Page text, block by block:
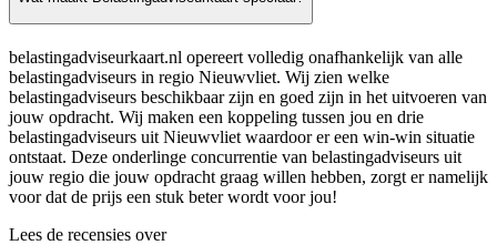
belastingadviseurkaart.nl opereert volledig onafhankelijk van alle
belastingadviseurs in regio Nieuwvliet. Wij zien welke
belastingadviseurs beschikbaar zijn en goed zijn in het uitvoeren van
jouw opdracht. Wij maken een koppeling tussen jou en drie
belastingadviseurs uit Nieuwvliet waardoor er een win-win situatie
ontstaat. Deze onderlinge concurrentie van belastingadviseurs uit
jouw regio die jouw opdracht graag willen hebben, zorgt er namelijk
voor dat de prijs een stuk beter wordt voor jou!
Lees de recensies over